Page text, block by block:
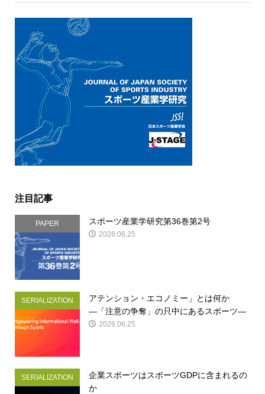
注目記事
PAPER スポーツ産業学研究第36巻第2号
2026.06.25
SERIALIZATION
アテンション・エコノミー」とは何か
―「注意の争奪」の只中にあるスポーツ―
2026.06.25
SERIALIZATION
企業スポーツはスポーツGDPに含まれるの
か